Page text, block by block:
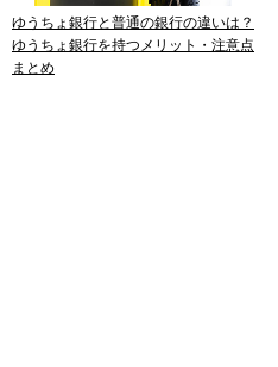
ゆうちょ銀行と普通の銀行の違いは？
ゆうちょ銀行を持つメリット・注意点
まとめ